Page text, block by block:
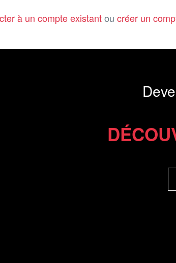
à un compte existantou créer un